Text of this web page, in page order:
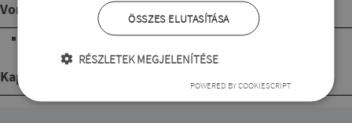
Vonalvezetés
csípő vonal alá érő hosszúságú
Kapcsolódó termékek
ÖSSZES ELUTASÍTÁSA
RÉSZLETEK MEGJELENÍTÉSE
POWERED BY COOKIESCRIPT